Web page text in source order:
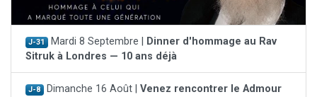
J-31 Mardi 8 Septembre |
Dinner d'hommage au Rav
Sitruk à Londres — 10 ans déjà
J-8 Dimanche 16 Août | Venez rencontrer le Admour